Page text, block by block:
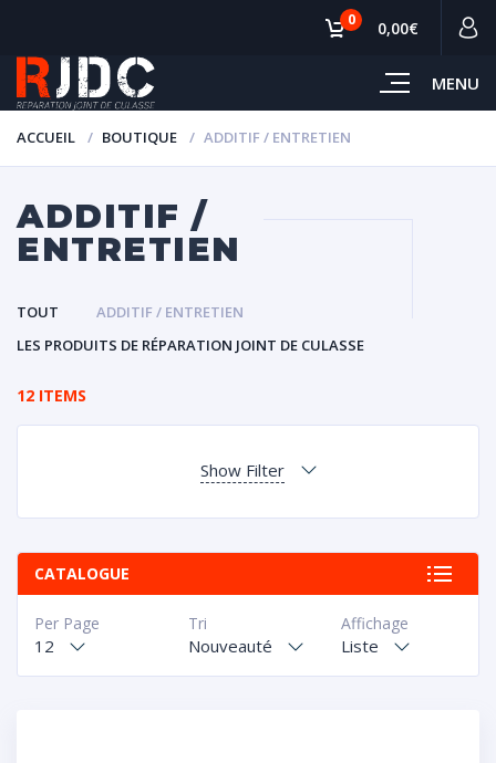
MENU
0 0,00€
ACCUEIL BOUTIQUE ADDITIF / ENTRETIEN
ADDITIF /
ENTRETIEN
TOUT
ADDITIF / ENTRETIEN
LES PRODUITS DE RÉPARATION JOINT DE CULASSE
12 ITEMS
Show Filter
CATALOGUE
Affichage
Liste
Tri
Nouveauté
Per Page
12